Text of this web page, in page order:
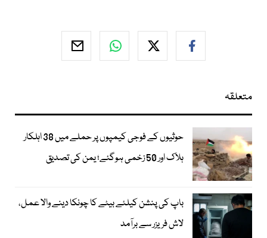
متعلقہ
حوثیوں کے فوجی کیمپوں پر حملے میں 38 اہلکار
ہلاک اور 50 زخمی ہوگئے؛ یمن کی تصدیق
باپ کی پنشن کیلئے بیٹے کا چونکا دینے والا عمل،
لاش فریزر سے برآمد